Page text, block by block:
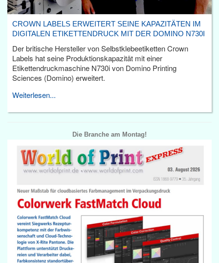
CROWN LABELS ERWEITERT SEINE KAPAZITÄTEN IM
DIGITALEN ETIKETTENDRUCK MIT DER DOMINO N730I
Der britische Hersteller von Selbstklebeetiketten Crown
Labels hat seine Produktionskapazität mit einer
Etikettendruckmaschine N730i von Domino Printing
Sciences (Domino) erweitert.
Weiterlesen...
Die Branche am Montag!